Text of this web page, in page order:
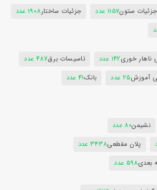
جزئیات ستون1157 عدد جزئیات ساختار1908 عدد
ناهار خوری142 عدد تاسیسات برق487 عدد
آموزش25 عدد بانک41 عدد
نشیمن80 عدد
پلان مقطعی3438 عدد
بعدی598 عدد